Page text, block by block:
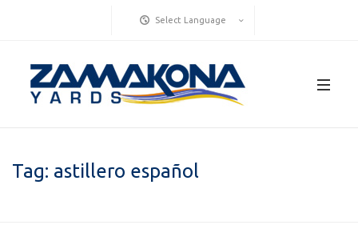
Select Language
Tag: astillero español